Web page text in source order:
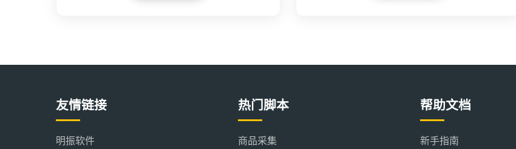
友情链接
明振软件
热门脚本
商品采集
帮助文档
新手指南